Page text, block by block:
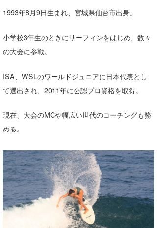
1993年8月9日生まれ、宮城県仙台市出身。
小学校3年生のときにサーフィンをはじめ、数々
の大会に参戦。
ISA、WSLのワールドジュニアに日本代表とし
て選出され、2011年に公認プロ資格を取得。
現在、大会のMCや幅広い世代のコーチングも務
める。